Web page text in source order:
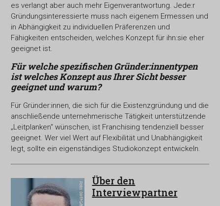
es verlangt aber auch mehr Eigenverantwortung. Jede:r
Gründungsinteressierte muss nach eigenem Ermessen und
in Abhängigkeit zu individuellen Präferenzen und
Fähigkeiten entscheiden, welches Konzept für ihn:sie eher
geeignet ist.
Für welche spezifischen Gründer:innentypen
ist welches Konzept aus Ihrer Sicht besser
geeignet und warum?
Für Gründer:innen, die sich für die Existenzgründung und die
anschließende unternehmerische Tätigkeit unterstützende
„Leitplanken“ wünschen, ist Franchising tendenziell besser
geeignet. Wer viel Wert auf Flexibilität und Unabhängigkeit
legt, sollte ein eigenständiges Studiokonzept entwickeln.
Über den
Interviewpartner